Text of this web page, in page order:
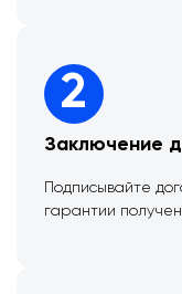
2
Заключение
Подписывайте
гарантии